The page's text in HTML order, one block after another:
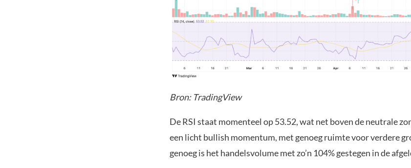
Bron: TradingView
De RSI staat momenteel op 53.52, wat net boven de neutrale
een licht bullish momentum, met genoeg ruimte voor verdere
genoeg is het handelsvolume met zo’n 104% gestegen in de